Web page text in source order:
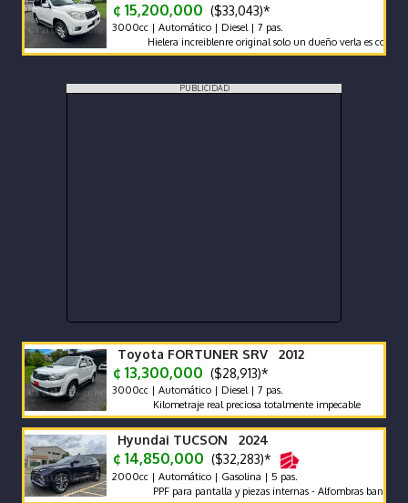
¢ 15,200,000 ($33,043)*
3000cc | Automático | Diesel | 7 pas.
Hielera increiblenre original solo un dueño verla es comprarla
PUBLICIDAD
Toyota FORTUNER SRV 2012
¢ 13,300,000 ($28,913)*
3000cc | Automático | Diesel | 7 pas.
Kilometraje real preciosa totalmente impecable
Hyundai TUCSON 2024
¢ 14,850,000 ($32,283)*
2000cc | Automático | Gasolina | 5 pas.
PPF para pantalla y piezas internas - Alfombras bandeja -